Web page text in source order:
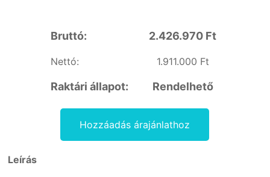
Bruttó: 2.426.970 Ft
Nettó: 1.911.000 Ft
Raktári állapot: Rendelhető
Hozzáadás árajánlathoz
Leírás